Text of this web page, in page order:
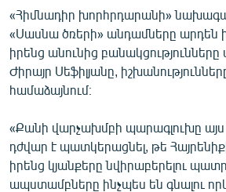
Русский
ՀԵՏԵՎԵՔ ՄԵԶ
«Ազատության» բոլոր կայքերը
«Հիմնադիր խորհրդարանի»
«Սասնա ծռերի» անդամները արդեն
իրենց անունից
Ժիրայր Սեֆիլյանը,
համաձայնում։
«Քանի վարչախմբի պարագլուխը այս
դժվար է պատկերացնել, թե
իրենց կյանքերը նվիրաբերելու
ապստամբները ինչպես են գնալու